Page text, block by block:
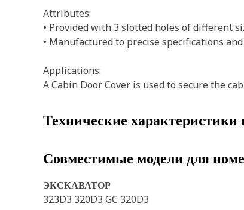
Attributes:
• Provided with 3 slotted holes of different
• Manufactured to precise specifications
Applications:
A Cabin Door Cover is used to secure the
Технические характеристики
Совместимые модели для
ЭКСКАВАТОР
323D3 320D3 GC 320D3